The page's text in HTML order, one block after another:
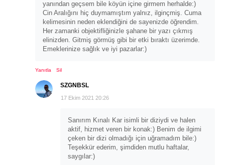
yanından geçsem bile köyün içine girmem herhalde:)
Cin Aralığını hiç duymamıştım yalnız, ilginçmiş. Cuma
kelimesinin neden eklendiğini de sayenizde öğrendim.
Her zamanki objektifliğinizle şahane bir yazı çıkmış
elinizden. Gitmiş görmüş gibi bir etki bıraktı üzerimde.
Emeklerinize sağlık ve iyi pazarlar:)
Yanıtla Sil
SZGNBSL
17 Ekim 2021 20:26
Sanırım Kınalı Kar isimli bir diziydi ve halen
aktif, hizmet veren bir konak:) Benim de ilgimi
çeken bir dizi olmadığı için uğramadım bile:)
Teşekkür ederim, şimdiden mutlu haftalar,
saygılar:)